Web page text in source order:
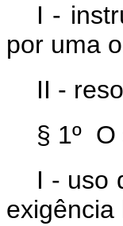
I -
por uma
II -
§ 1º O
I - uso
exigência